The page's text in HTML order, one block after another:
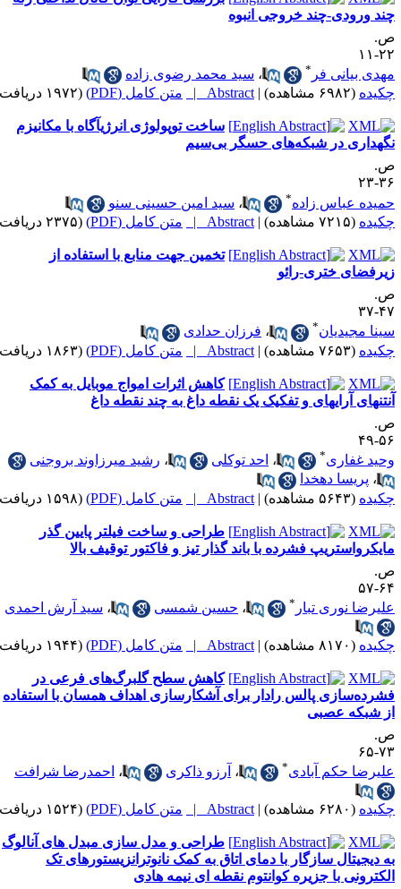
ورودی-چند خروجی انبوه
۱۱
بیانی فر* ،سید محمد رضوی زاده
(۶۹۸۲ مشاهده) |
Abstract | متن کامل (PDF) (۱۹۷۲ دریافت)
ساخت توپولوژی انرژیآگاه با مکانیزم
در شبکه‌های حسگر بی‌سیم
۲۳
عباس زاده
،سید امین حسینی سنو
(۷۲۱۵ مشاهده) |
Abstract | متن کامل (PDF) (۲۳۷۵ دریافت)
تخمین جهت منابع با استفاده از
ختری-رائو
۳۷
مجیدیان * ،فرزان حدادی
(۷۶۵۳ مشاهده) |
Abstract | متن کامل (PDF) (۱۸۶۳ دریافت)
کاهش اثرات امواج موبایل به کمک
آرایهای و تفکیک یک نقطه داغ به چند نقطه داغ
۴۹
غفاری
،احد توکلی ،رشید میرزاوند بروجنی
،پریسا دهخدا
(۵۶۴۳ مشاهده) |
Abstract | متن کامل (PDF) (۱۵۹۸ دریافت)
طراحی و ساخت فیلتر پایین گذر
فشرده با باند گذار تیز و فاکتور توقیف بالا
۵۷
نوری تبار* ،حسین شمسی ،سید آرش احمدی
(۸۱۷۰ مشاهده) |
Abstract | متن کامل (PDF) (۱۹۴۴ دریافت)
کاهش سطح گلبرگ‌های فرعی در
پالس رادار برای آشکار‌سازی اهداف همسان با استفاده
شبکه عصبی
۶۵
حکم‌ آبادی
،آرزو ذاکری ،احمدرضا شرافت
(۶۲۸۰ مشاهده) |
Abstract | متن کامل (PDF) (۱۵۲۴ دریافت)
طراحی و مدل سازی مبدل های آنالوگ
دیجیتال سازگار با دمای اتاق به کمک نانوترانزیستورهای تک
با جزیره کوانتوم نقطه ای نیمه هادی